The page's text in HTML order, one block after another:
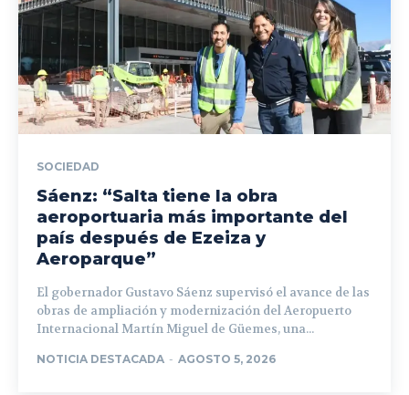
SOCIEDAD
Sáenz: “Salta tiene la obra
aeroportuaria más importante del
país después de Ezeiza y
Aeroparque”
El gobernador Gustavo Sáenz supervisó el avance de las
obras de ampliación y modernización del Aeropuerto
Internacional Martín Miguel de Güemes, una...
NOTICIA DESTACADA - AGOSTO 5, 2026